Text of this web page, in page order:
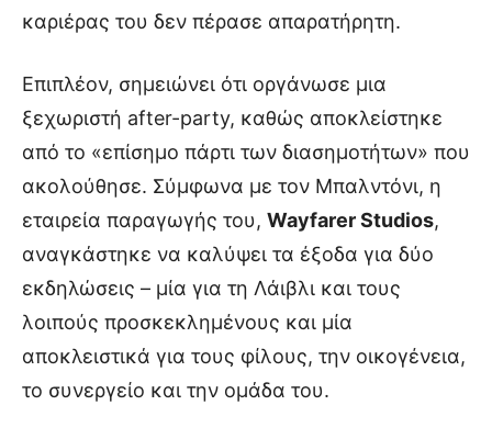
καριέρας του δεν πέρασε απαρατήρητη.
Επιπλέον, σημειώνει ότι οργάνωσε μια
ξεχωριστή after-party, καθώς αποκλείστηκε
από το «επίσημο πάρτι των διασημοτήτων» που
ακολούθησε. Σύμφωνα με τον Μπαλντόνι, η
εταιρεία παραγωγής του, Wayfarer Studios,
αναγκάστηκε να καλύψει τα έξοδα για δύο
εκδηλώσεις – μία για τη Λάιβλι και τους
λοιπούς προσκεκλημένους και μία
αποκλειστικά για τους φίλους, την οικογένεια,
το συνεργείο και την ομάδα του.